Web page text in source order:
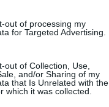
out of processing my
for Targeted Advertising.
out of Collection, Use,
and/or Sharing of my
that Is Unrelated with the
which it was collected.